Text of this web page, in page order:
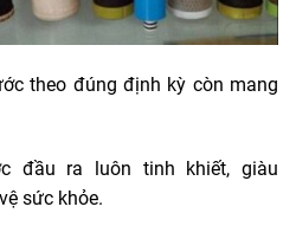
theo đúng định kỳ còn mang
đầu ra luôn tinh khiết, giàu
sức khỏe.